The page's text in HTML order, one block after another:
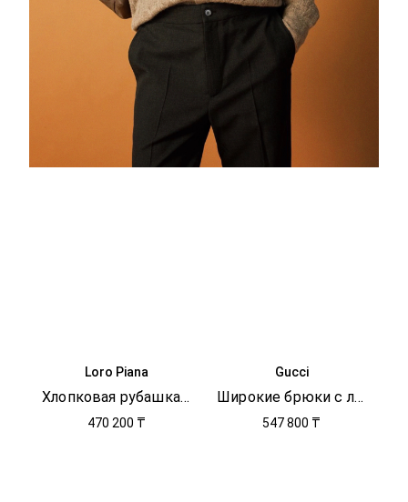
Loro Piana
Хлопковая рубашка Andre
470 200 ₸
Gucci
Широкие брюки с логотипом
547 800 ₸